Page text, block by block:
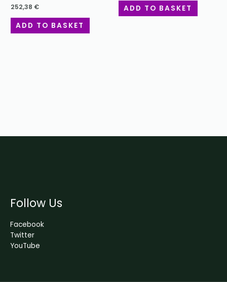
252,38 €
ADD TO BASKET
ADD TO BASKET
Follow Us
Facebook
Twitter
YouTube